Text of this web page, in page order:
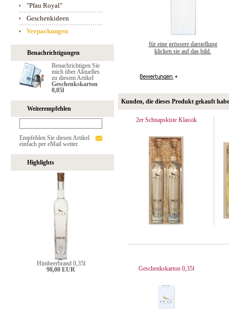
"Pfau Royal"
Geschenkideen
Verpackungen
Benachrichtigungen
Benachrichtigen Sie
mich über Aktuelles
zu diesem Artikel
Geschenkskarton
0,05l
Weiterempfehlen
Empfehlen Sie diesen Artikel
einfach per eMail weiter.
Highlights
Himbeerbrand 0,35l
98,00 EUR
für eine grössere darstellung
klicken sie auf das bild.
Kunden, die dieses Produkt gekauft
2er Schnapskiste Klassik
Geschenkskarton 0,35l